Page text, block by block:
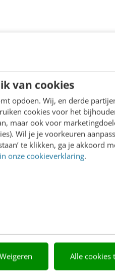
van cookies
opdoen. Wij, en derde
cookies voor het
maar ook voor
Wil je je voorkeuren
te klikken, ga je akkoord
onze cookieverklaring.
Weigeren Alle cookies
daaraan toe:
ervaring in
Benelux blijven
in het
voor het merk.”
van OnePlus
op te bouwen
de officiële